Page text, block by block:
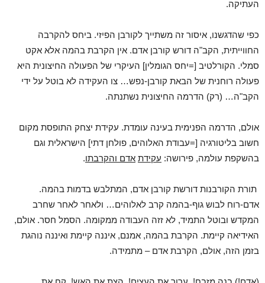
העתיקה.
כפי שהדגשנו, איסור זה משתייך לקורבן הפיזי. ביחס להקרבה
החווייתית, הקב"ה דורש קורבן אדם. אין הקרבת בהמה אלא אקט
סמלי. הקורלטיב [=יחס הגומלין] העיקרי של הפעולה החיצונית היא
פעולה רוחנית של הבאת קורבן-נפש… צו העקידה לא בוטל על ידי
הקב"ה… (רק) הדרמה החיצונית נשתנתה.
אולם, הדרמה הפנימית בעינה עומדת. עקידת יצחק התופסת מקום
חשוב בליטורגיה [=עבודת האלוהים, פולחן דתי] הישראלית וגם
בהשקפת עולמה, פירושה: עקידת אדם והקרבתו.
תורת הקורבנות דורשת קורבן אדם, המתלבש בדמות בהמה.
אדם-רוח לבוש גוף-בהמה קרב לאלוהים… ולאחר לאחר שחרב
המקדש ובוטל התמיד, לא זזה העבודה ממקומה. הסמל חסר. אולם,
האידיאה קיימת. הקרבת בהמה, אמנם, איננה קיימת ואיננה נוהגת
בזמן הזה, אולם, הקרבת אדם – מתמידה.